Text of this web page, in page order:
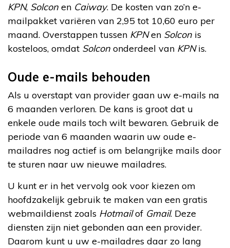
KPN, Solcon en Caiway. De kosten van zo’n e-
mailpakket variëren van 2,95 tot 10,60 euro per
maand. Overstappen tussen KPNen Solcon is
kosteloos, omdat Solcon onderdeel van KPNis.
Oude e-mails behouden
Als u overstapt van provider gaan uw e-mails na
6 maanden verloren. De kans is groot dat u
enkele oude mails toch wilt bewaren. Gebruik de
periode van 6 maanden waarin uw oude e-
mailadres nog actief is om belangrijke mails door
te sturen naar uw nieuwe mailadres.
U kunt er in het vervolg ook voor kiezen om
hoofdzakelijk gebruik te maken van een gratis
webmaildienst zoals Hotmailof Gmail. Deze
diensten zijn niet gebonden aan een provider.
Daarom kunt u uw e-mailadres daar zo lang